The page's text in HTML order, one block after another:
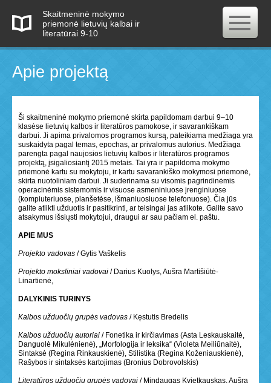
Skaitmeninė mokymo
priemonė lietuvių kalbai ir
literatūrai 9-10
Apie projektą
Ši skaitmeninė mokymo priemonė skirta papildomam darbui 9–10
klasėse lietuvių kalbos ir literatūros pamokose, ir savarankiškam
darbui. Ji apima privalomos programos kursą, pateikiama medžiaga yra
suskaidyta pagal temas, epochas, ar privalomus autorius. Medžiaga
parengta pagal naujosios lietuvių kalbos ir literatūros programos
projektą, įsigaliosiantį 2015 metais. Tai yra ir papildoma mokymo
priemonė kartu su mokytoju, ir kartu savarankiško mokymosi priemonė,
skirta nuotoliniam darbui. Ji suderinama su visomis pagrindinėmis
operacinėmis sistemomis ir visuose asmeniniuose įrenginiuose
(kompiuteriuose, planšetėse, išmaniuosiuose telefonuose). Čia jūs
galite atlikti užduotis ir pasitikrinti, ar teisingai jas atlikote. Galite savo
atsakymus išsiųsti mokytojui, draugui ar sau pačiam el. paštu.
APIE MUS
Projekto vadovas / Gytis Vaškelis
Projekto moksliniai vadovai / Darius Kuolys, Aušra Martišiūtė-
Linartienė,
DALYKINIS TURINYS
Kalbos užduočių grupės vadovas / Kęstutis Bredelis
Kalbos užduočių autoriai / Fonetika ir kirčiavimas (Asta Leskauskaitė,
Danguolė Mikulėnienė), „Morfologija ir leksika“ (Violeta Meiliūnaitė),
Sintaksė (Regina Rinkauskienė), Stilistika (Regina Koženiauskienė),
Rašybos ir sintaksės kartojimas (Bronius Dobrovolskis)
Literatūros užduočių grupės vadovai / Mindaugas Kvietkauskas, Aušra